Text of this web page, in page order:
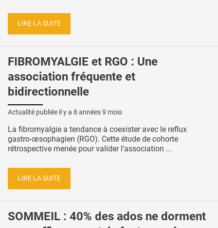
LIRE LA SUITE
FIBROMYALGIE et RGO : Une
association fréquente et
bidirectionnelle
Actualité publiée il y a 8 années 9 mois
La fibromyalgie a tendance à coexister avec le reflux
gastro-œsophagien (RGO). Cette étude de cohorte
rétrospective menée pour valider l'association ...
LIRE LA SUITE
SOMMEIL : 40% des ados ne dorment